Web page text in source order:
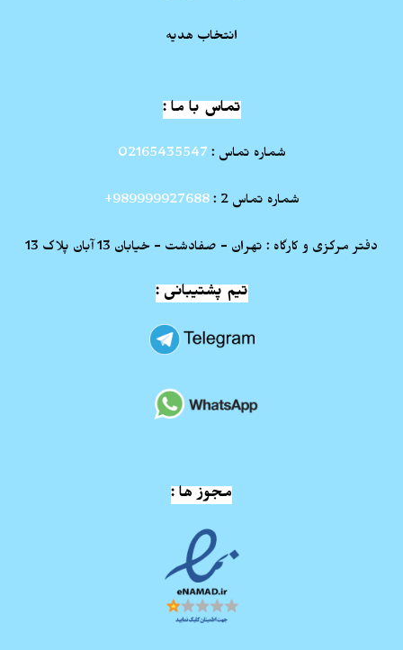
انتخاب هدیه
تماس با ما :
شماره تماس : 02165435547
شماره تماس 2 : 989999927688+
دفتر مرکزی و کارگاه : تهران - صفادشت - خیابان 13 آبان پلاک 13
تیم پشتیبانی :
مجوز ها :